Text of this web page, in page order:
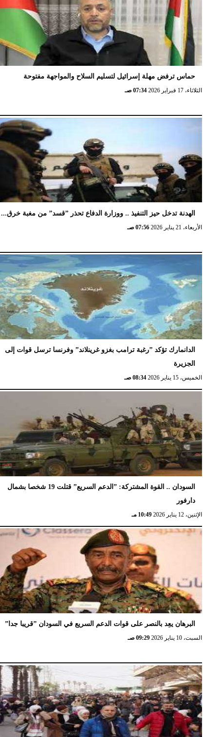
الإثنين، 23 فبراير 2026 02:15 مـ
حماس ترفض مهلة إسرائيل لتسليم السلاح والمواجهة مفتوحة
الثلاثاء، 17 فبراير 2026 07:34 صـ
الهدنة تدخل حيز التنفيذ .. ووزارة الدفاع تحذر ”قسد” من مغبة خرق...
الأربعاء، 21 يناير 2026 07:56 صـ
الدانمارك تؤكد ”رغبة ترامب بغزو غرينلاند” وفرنسا ترسل قوات إلى
الجزيرة
الخميس، 15 يناير 2026 08:34 صـ
السودان .. القوة المشتركة: ”الدعم السريع” قتلت 19 شخصا بشمال
دارفور
الإثنين، 12 يناير 2026 10:49 مـ
البرهان يعِد بالنصر على قوات الدعم السريع في السودان ”قريبا جدا”
السبت، 10 يناير 2026 09:29 صـ